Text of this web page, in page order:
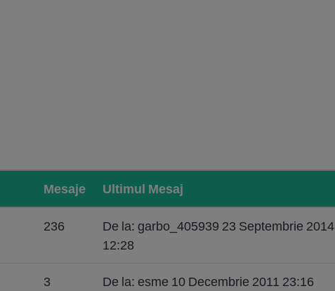
Mesaje Ultimul Mesaj
236
De la: garbo_405939 23 Septembrie 2014
12:28
3 De la: esme 10 Decembrie 2011 23:16